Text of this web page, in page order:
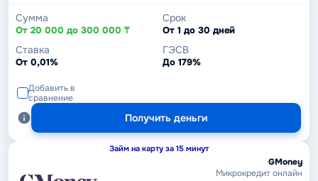
Сумма
От 20 000 до 300 000 ₸
Срок
От 1 до 30 дней
Ставка
От 0,01%
ГЭСВ
До 179%
Добавить в
сравнение
Получить деньги
Займ на карту за 15 минут
GMoney
Микрокредит онлайн